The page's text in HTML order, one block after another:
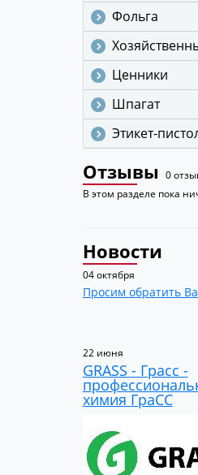
Фольга
Ценники
Шпагат
Этикет-
Отзывы 0
В этом разделе пока
Новости
04 октября
Просим обратить
22 июня
GRASS - Грасс -
химия ГраСС